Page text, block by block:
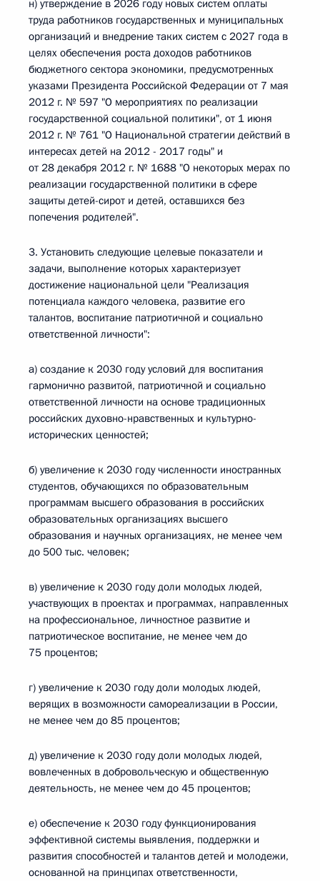
н) утверждение в 2026 году новых систем оплаты
труда работников государственных и муниципальных
организаций и внедрение таких систем с 2027 года в
целях обеспечения роста доходов работников
бюджетного сектора экономики, предусмотренных
указами Президента Российской Федерации от 7 мая
2012 г. № 597 "О мероприятиях по реализации
государственной социальной политики", от 1 июня
2012 г. № 761 "О Национальной стратегии действий в
интересах детей на 2012 - 2017 годы" и
от 28 декабря 2012 г. № 1688 "О некоторых мерах по
реализации государственной политики в сфере
защиты детей-сирот и детей, оставшихся без
попечения родителей".
3. Установить следующие целевые показатели и
задачи, выполнение которых характеризует
достижение национальной цели "Реализация
потенциала каждого человека, развитие его
талантов, воспитание патриотичной и социально
ответственной личности":
а) создание к 2030 году условий для воспитания
гармонично развитой, патриотичной и социально
ответственной личности на основе традиционных
российских духовно-нравственных и культурно-
исторических ценностей;
б) увеличение к 2030 году численности иностранных
студентов, обучающихся по образовательным
программам высшего образования в российских
образовательных организациях высшего
образования и научных организациях, не менее чем
до 500 тыс. человек;
в) увеличение к 2030 году доли молодых людей,
участвующих в проектах и программах, направленных
на профессиональное, личностное развитие и
патриотическое воспитание, не менее чем до
75 процентов;
г) увеличение к 2030 году доли молодых людей,
верящих в возможности самореализации в России,
не менее чем до 85 процентов;
д) увеличение к 2030 году доли молодых людей,
вовлеченных в добровольческую и общественную
деятельность, не менее чем до 45 процентов;
е) обеспечение к 2030 году функционирования
эффективной системы выявления, поддержки и
развития способностей и талантов детей и молодежи,
основанной на принципах ответственности,